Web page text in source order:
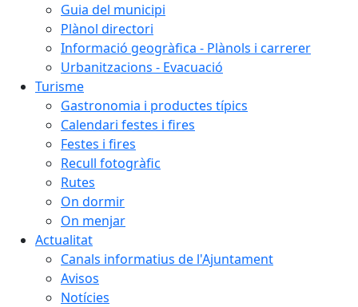
Guia del municipi
Plànol directori
Informació geogràfica - Plànols i carrerer
Urbanitzacions - Evacuació
Turisme
Gastronomia i productes típics
Calendari festes i fires
Festes i fires
Recull fotogràfic
Rutes
On dormir
On menjar
Actualitat
Canals informatius de l'Ajuntament
Avisos
Notícies